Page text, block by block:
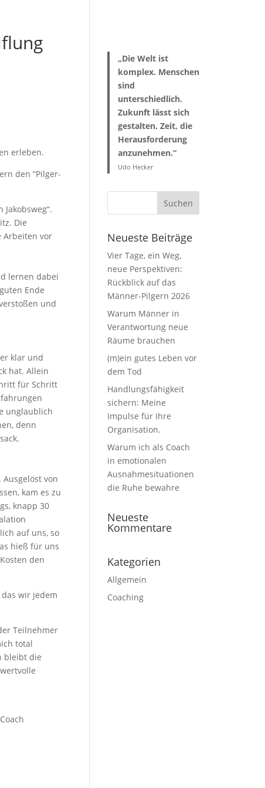
erleben.
den “Pilger-
Die
Arbeiten vor
lernen dabei
Ende
und
klar und
hat. Allein
für Schritt
unglaublich
denn
von
kam es zu
knapp 30
auf uns, so
hieß für uns
den
wir jedem
Teilnehmer
total
bleibt die
„Die Welt ist
komplex. Menschen
sind
unterschiedlich.
Zukunft lässt sich
gestalten. Zeit, die
Herausforderung
anzunehmen.“
Udo Hecker
Neueste Beiträge
Vier Tage, ein Weg,
neue Perspektiven:
Rückblick auf das
Männer-Pilgern 2026
Warum Männer in
Verantwortung neue
Räume brauchen
(m)ein gutes Leben vor
dem Tod
Handlungsfähigkeit
sichern: Meine
Impulse für Ihre
Organisation.
Warum ich als Coach
in emotionalen
Ausnahmesituationen
die Ruhe bewahre
Neueste
Kommentare
Kategorien
Allgemein
Coaching